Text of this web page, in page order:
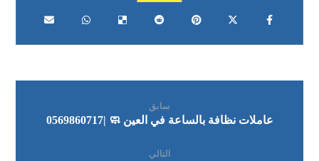
سابق
عاملات نظافة بالساعة في العين 🧼 |0569860717
التالي